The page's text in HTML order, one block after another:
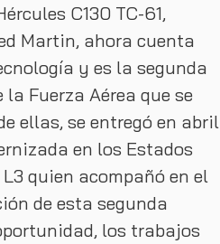
C130 TC-61,
Martin, ahora cuenta
y es la segunda
Fuerza Aérea que se
ellas, se entregó en abril
en los Estados
quien acompañó en el
de esta segunda
los trabajos